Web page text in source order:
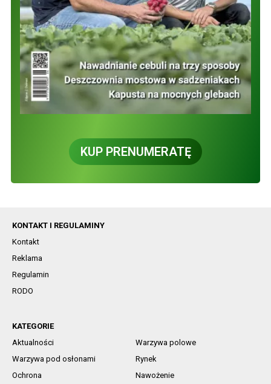
KUP PRENUMERATĘ
KONTAKT I REGULAMINY
Kontakt
Reklama
Regulamin
RODO
KATEGORIE
Aktualności
Warzywa polowe
Warzywa pod osłonami
Rynek
Ochrona
Nawożenie